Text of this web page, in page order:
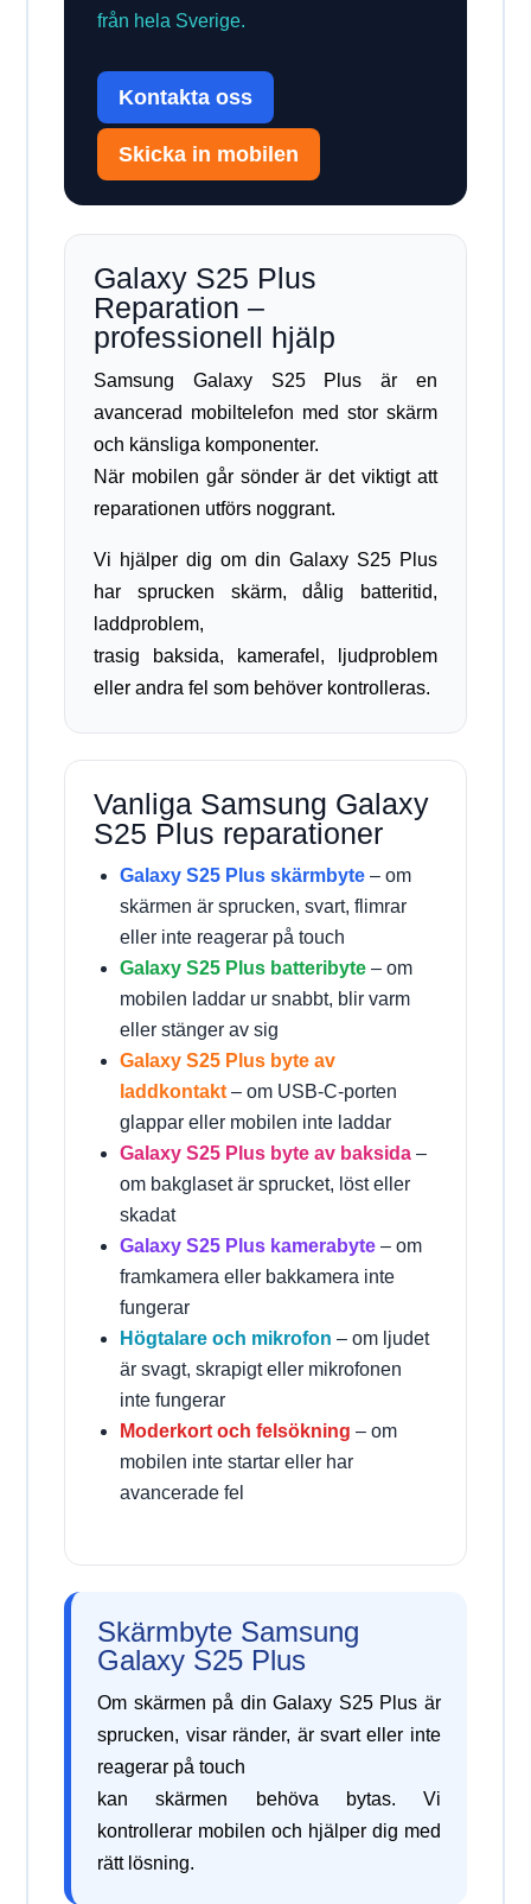
från hela Sverige.
Kontakta oss
Skicka in mobilen
Galaxy S25 Plus
Reparation –
professionell hjälp
Samsung Galaxy S25 Plus är en
avancerad mobiltelefon med stor skärm
och känsliga komponenter.
När mobilen går sönder är det viktigt att
reparationen utförs noggrant.
Vi hjälper dig om din Galaxy S25 Plus
har sprucken skärm, dålig batteritid,
laddproblem,
trasig baksida, kamerafel, ljudproblem
eller andra fel som behöver kontrolleras.
Vanliga Samsung Galaxy
S25 Plus reparationer
Galaxy S25 Plus skärmbyte – om
skärmen är sprucken, svart, flimrar
eller inte reagerar på touch
Galaxy S25 Plus batteribyte – om
mobilen laddar ur snabbt, blir varm
eller stänger av sig
Galaxy S25 Plus byte av
laddkontakt – om USB-C-porten
glappar eller mobilen inte laddar
Galaxy S25 Plus byte av baksida –
om bakglaset är sprucket, löst eller
skadat
Galaxy S25 Plus kamerabyte – om
framkamera eller bakkamera inte
fungerar
Högtalare och mikrofon – om ljudet
är svagt, skrapigt eller mikrofonen
inte fungerar
Moderkort och felsökning – om
mobilen inte startar eller har
avancerade fel
Skärmbyte Samsung
Galaxy S25 Plus
Om skärmen på din Galaxy S25 Plus är
sprucken, visar ränder, är svart eller inte
reagerar på touch
kan skärmen behöva bytas. Vi
kontrollerar mobilen och hjälper dig med
rätt lösning.